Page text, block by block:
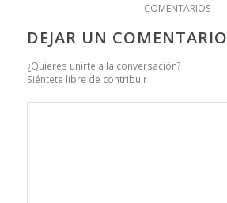
COMENTARIOS
DEJAR UN COMENTARIO
¿Quieres unirte a la conversación?
Siéntete libre de contribuir